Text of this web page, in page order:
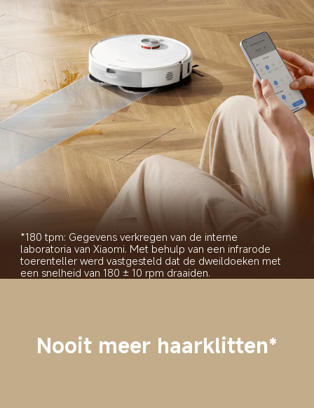
*180 tpm: Gegevens verkregen van de interne
laboratoria van Xiaomi. Met behulp van een infrarode
toerenteller werd vastgesteld dat de dweildoeken met
een snelheid van 180 ± 10 rpm draaiden.
Nooit meer haarklitten*